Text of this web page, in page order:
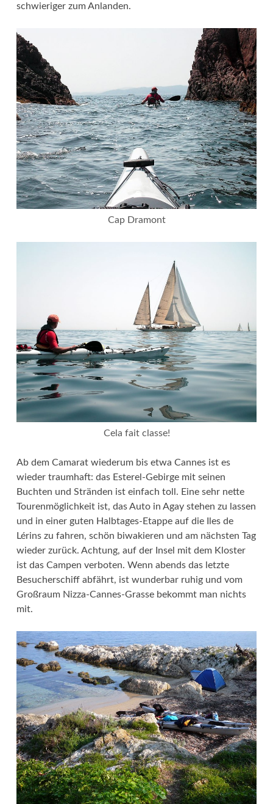
schwieriger zum Anlanden.
Cap Dramont
Cela fait classe!
Ab dem Camarat wiederum bis etwa Cannes ist es
wieder traumhaft: das Esterel-Gebirge mit seinen
Buchten und Stränden ist einfach toll. Eine sehr nette
Tourenmöglichkeit ist, das Auto in Agay stehen zu lassen
und in einer guten Halbtages-Etappe auf die Iles de
Lérins zu fahren, schön biwakieren und am nächsten Tag
wieder zurück. Achtung, auf der Insel mit dem Kloster
ist das Campen verboten. Wenn abends das letzte
Besucherschiff abfährt, ist wunderbar ruhig und vom
Großraum Nizza-Cannes-Grasse bekommt man nichts
mit.